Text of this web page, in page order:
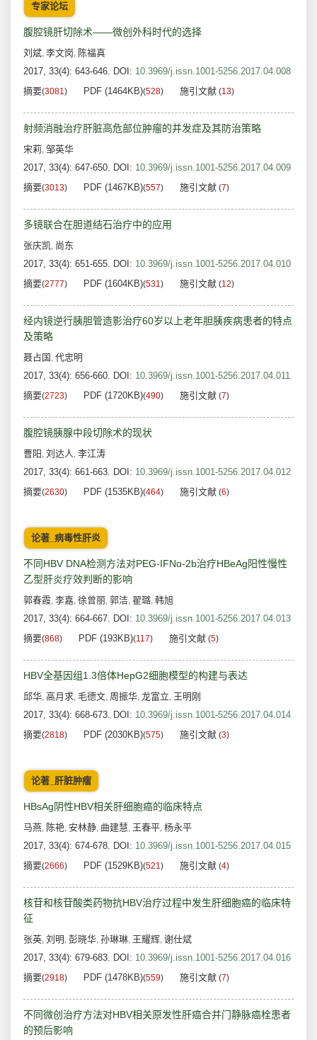
专家论坛
腹腔镜肝切除术——微创外科时代的选择
刘斌, 李文岗, 陈福真
2017, 33(4): 643-646. DOI: 10.3969/j.issn.1001-5256.2017.04.008
摘要(3081) PDF (1464KB)(528) 施引文献 (13)
射频消融治疗肝脏高危部位肿瘤的并发症及其防治策略
宋莉, 邹英华
2017, 33(4): 647-650. DOI: 10.3969/j.issn.1001-5256.2017.04.009
摘要(3013) PDF (1467KB)(557) 施引文献 (7)
多镜联合在胆道结石治疗中的应用
张庆凯, 尚东
2017, 33(4): 651-655. DOI: 10.3969/j.issn.1001-5256.2017.04.010
摘要(2777) PDF (1604KB)(531) 施引文献 (12)
经内镜逆行胰胆管造影治疗60岁以上老年胆胰疾病患者的特点
及策略
聂占国 , 代忠明
2017, 33(4): 656-660. DOI: 10.3969/j.issn.1001-5256.2017.04.011
摘要(2723) PDF (1720KB)(490) 施引文献 (7)
腹腔镜胰腺中段切除术的现状
曹阳 , 刘达人, 李江涛
2017, 33(4): 661-663. DOI: 10.3969/j.issn.1001-5256.2017.04.012
摘要(2630) PDF (1535KB)(464) 施引文献 (6)
论著_病毒性肝炎
不同HBV DNA检测方法对PEG-IFNɑ-2b治疗HBeAg阳性慢性
乙型肝炎疗效判断的影响
郭春霞, 李嘉, 徐曾丽, 郭洁, 翟璐, 韩旭
2017, 33(4): 664-667. DOI: 10.3969/j.issn.1001-5256.2017.04.013
摘要(868) PDF (193KB)(117) 施引文献 (5)
HBV全基因组1.3倍体HepG2细胞模型的构建与表达
邱华, 高月求, 毛德文, 周振华, 龙富立, 王明刚
2017, 33(4): 668-673. DOI: 10.3969/j.issn.1001-5256.2017.04.014
摘要(2818) PDF (2030KB)(575) 施引文献 (3)
论著_肝脏肿瘤
HBsAg阴性HBV相关肝细胞癌的临床特点
马燕, 陈艳, 安林静, 曲建慧, 王春平, 杨永平
2017, 33(4): 674-678. DOI: 10.3969/j.issn.1001-5256.2017.04.015
摘要(2666) PDF (1529KB)(521) 施引文献 (4)
核苷和核苷酸类药物抗HBV治疗过程中发生肝细胞癌的临床特
征
张英, 刘明 , 彭晓华, 孙琳琳, 王耀辉, 谢仕斌
2017, 33(4): 679-683. DOI: 10.3969/j.issn.1001-5256.2017.04.016
摘要(2918) PDF (1478KB)(559) 施引文献 (7)
不同微创治疗方法对HBV相关原发性肝癌合并门静脉癌栓患者
的预后影响